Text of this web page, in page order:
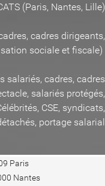
(Paris, Nantes, Lille)
cadres dirigeants,
sociale et fiscale)
salariés, cadres, cadres
salariés protégés,
CSE, syndicats,
portage salarial
Paris
Nantes